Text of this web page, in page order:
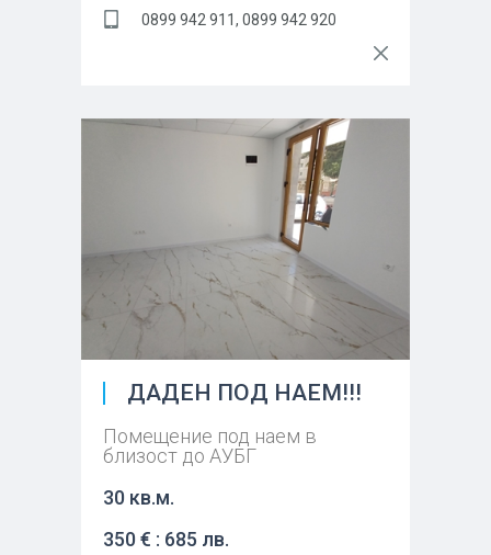
0899 942 911, 0899 942 920
ДАДЕН ПОД НАЕМ!!!
Помещение под наем в
близост до АУБГ
30 кв.м.
350 € : 685 лв.